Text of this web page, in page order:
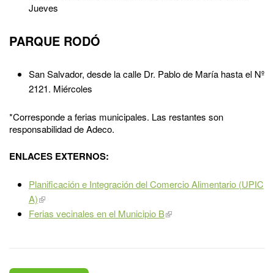
Jueves
PARQUE RODÓ
San Salvador, desde la calle Dr. Pablo de María hasta el Nº
2121. Miércoles
*Corresponde a ferias municipales. Las restantes son
responsabilidad de Adeco.
ENLACES EXTERNOS:
Planificación e Integración del Comercio Alimentario (UPIC
A)
Ferias vecinales en el Municipio B